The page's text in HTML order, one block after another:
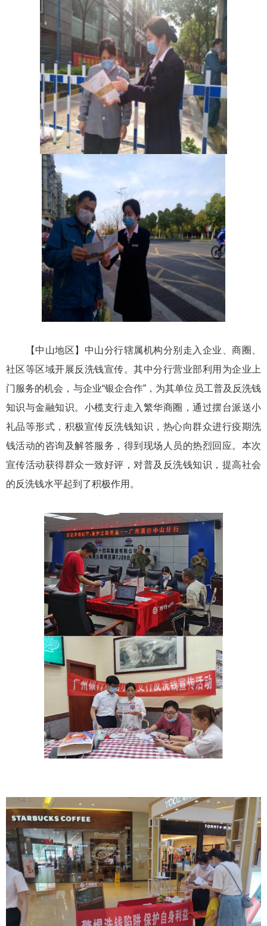
【中山地区】 中山分行辖属机构分别走入企业、商圈、
社区等区域开展反洗钱宣传。其中分行营业部利用为企业上
门服务的机会，与企业“银企合作”，为其单位员工普及反洗钱
知识与金融知识。小榄支行走入繁华商圈，通过摆台派送小
礼品等形式，积极宣传反洗钱知识，热心向群众进行疫期洗
钱活动的咨询及解答服务，得到 现场人员的热烈回应。本次
宣传活动获得群众一致好评， 对普及反洗钱知识， 提高社会
的反洗钱水平起到了积极作用。